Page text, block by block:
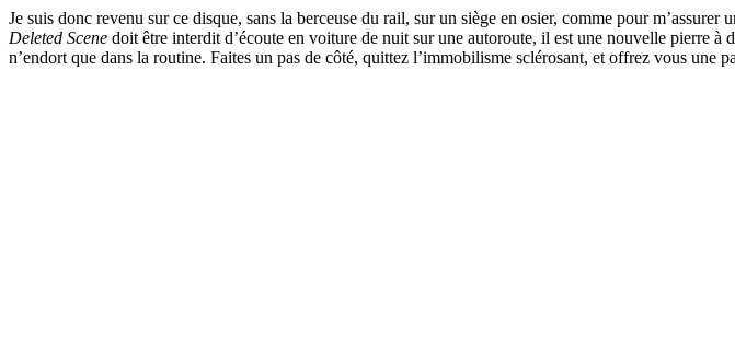
Je suis donc revenu sur ce disque, sans la berceuse du rail, sur un siège en osier, comme pour
Deleted Scene doit être interdit d’écoute en voiture de nuit sur une autoroute, il est une nouvelle pierre à
n’endort que dans la routine. Faites un pas de côté, quittez l’immobilisme sclérosant, et offrez vous une